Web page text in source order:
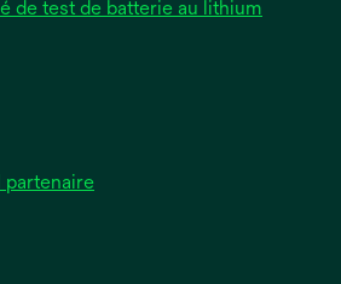
de test de batterie au lithium
partenaire